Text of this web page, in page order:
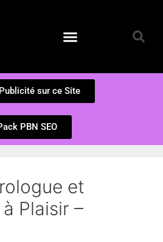
sur ce Site
PBN SEO
et
Plaisir –